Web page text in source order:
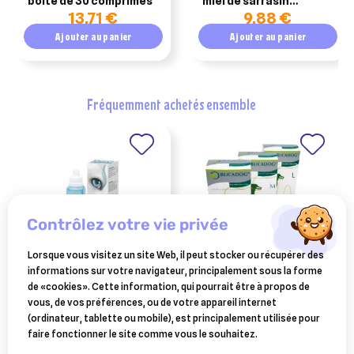
13,71 €
Ajouter au panier
cicatrisante 15ml
9,88 €
Ajouter au panier
fréquemment achetés ensemble
TVM
ocryl produit d'hygiène
135ml
9,60 €
OSALIA
bucadog lamelles l
buccales pour chien plus
30 kg
10,07 €
contrôlez votre vie privée
Lorsque vous visitez un site Web, il peut stocker ou récupérer des
informations sur votre navigateur, principalement sous la forme
de «cookies». Cette information, qui pourrait être à propos de
vous, de vos préférences, ou de votre appareil internet
(ordinateur, tablette ou mobile), est principalement utilisée pour
faire fonctionner le site comme vous le souhaitez.